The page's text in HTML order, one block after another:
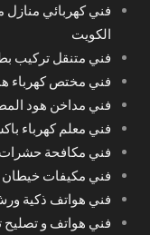
فني كهربائي منازل
الكويت
فني متنقل تركيب
فني مختص كهرباء
فني مداخن هود
فني معلم كهرباء
فني مكافحة
فني مكيفات خيطان 98548488
فني هواتف ذكية
فني هواتف و